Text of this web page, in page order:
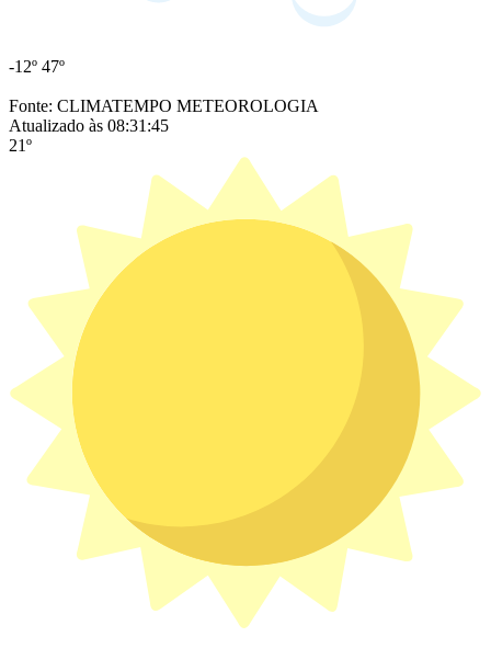
-12º 47º
Fonte: CLIMATEMPO METEOROLOGIA
Atualizado às 08:31:45
21º